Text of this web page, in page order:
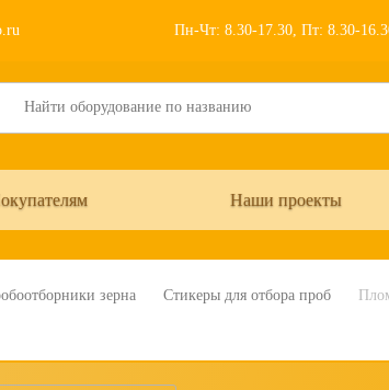
Пн-Чт: 8.30-17.30, Пт: 8.30-
Наши проекты
зерна Стикеры для отбора проб